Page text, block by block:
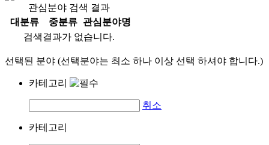
관심분야 검색 결과
대분류
중분류
관심분야명
검색결과가 없습니다.
선택된 분야 (선택분야는 최소 하나 이상 선택 하셔야 합니다.)
카테고리
취소
카테고리